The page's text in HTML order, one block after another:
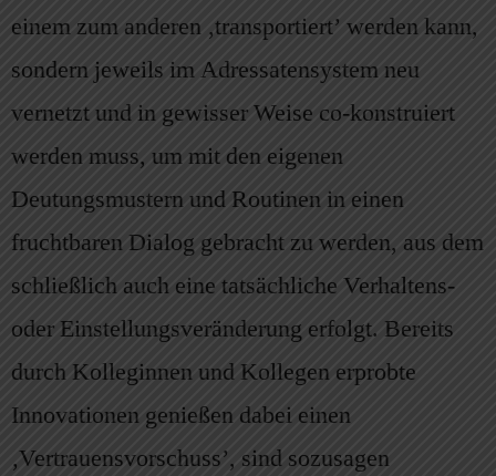
einem zum anderen ‚transportiert’ werden kann,
sondern jeweils im Adressatensystem neu
vernetzt und in gewisser Weise co-konstruiert
werden muss, um mit den eigenen
Deutungsmustern und Routinen in einen
fruchtbaren Dialog gebracht zu werden, aus dem
schließlich auch eine tatsächliche Verhaltens-
oder Einstellungsveränderung erfolgt. Bereits
durch Kolleginnen und Kollegen erprobte
Innovationen genießen dabei einen
‚Vertrauensvorschuss’, sind sozusagen